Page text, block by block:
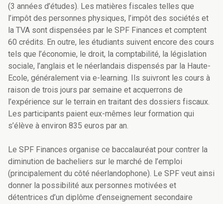
(3 années d’études). Les matières fiscales telles que
l’impôt des personnes physiques, l’impôt des sociétés et
la TVA sont dispensées par le SPF Finances et comptent
60 crédits. En outre, les étudiants suivent encore des cours
tels que l’économie, le droit, la comptabilité, la législation
sociale, l’anglais et le néerlandais dispensés par la Haute-
Ecole, généralement via e-learning. Ils suivront les cours à
raison de trois jours par semaine et acquerrons de
l’expérience sur le terrain en traitant des dossiers fiscaux.
Les participants paient eux-mêmes leur formation qui
s’élève à environ 835 euros par an.
Le SPF Finances organise ce baccalauréat pour contrer la
diminution de bacheliers sur le marché de l’emploi
(principalement du côté néerlandophone). Le SPF veut ainsi
donner la possibilité aux personnes motivées et
détentrices d’un diplôme d’enseignement secondaire